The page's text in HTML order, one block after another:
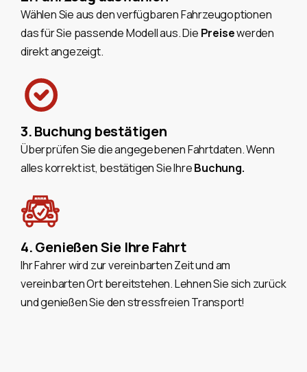
Wählen Sie aus den verfügbaren Fahrzeugoptionen
das für Sie passende Modell aus. Die Preisewerden
direkt angezeigt.
3. Buchung bestätigen
Überprüfen Sie die angegebenen Fahrtdaten. Wenn
alles korrekt ist, bestätigen Sie IhreBuchung.
4. Genießen Sie Ihre Fahrt
Ihr Fahrer wird zur vereinbarten Zeit und am
vereinbarten Ort bereitstehen. Lehnen Sie sich zurück
und genießen Sie den stressfreien Transport!